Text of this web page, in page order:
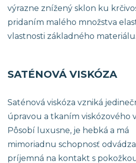
výrazne znížený sklon ku
pridaním malého množstva
vlastnosti základného materiálu.
SATÉNOVÁ VISKÓZA
Saténová viskóza vzniká
úpravou a tkaním viskózového
Pôsobí luxusne, je hebká a má
mimoriadnu schopnosť
príjemná na kontakt s